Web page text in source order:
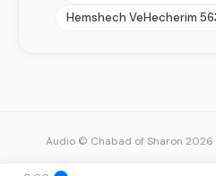
Hemshech VeHecherim
Audio © Chabad of Sharon 2026